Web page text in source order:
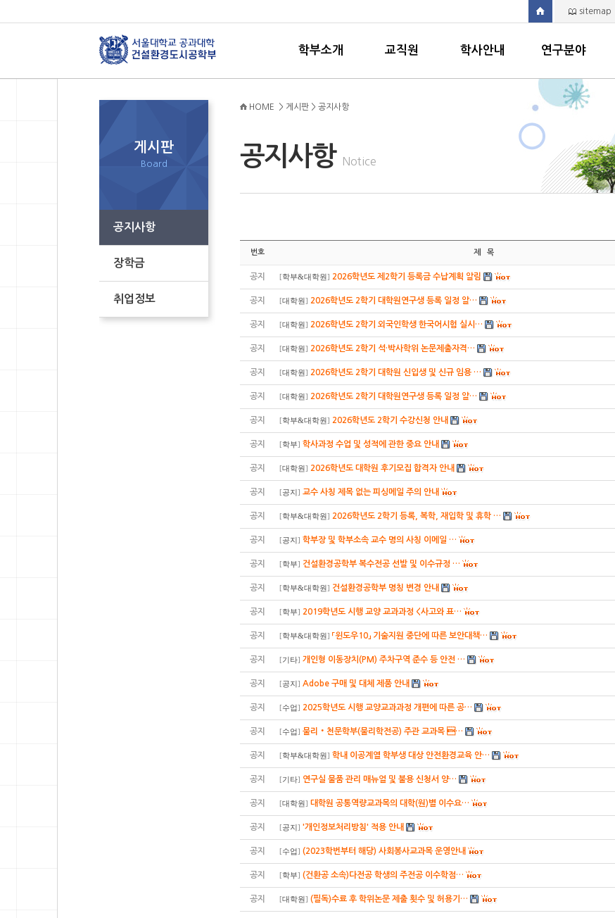
sitemap
학부소개 교직원 학사안내 연구분야
게시판
Board
공지사항
장학금
취업정보
공지사항 Notice
HOME > 게시판 > 공지사항
번호 제 목
공지 [학부&대학원] 2026학년도 제2학기 등록금 수납계획 알림
공지 [대학원] 2026학년도 2학기 대학원연구생 등록 일정 알…
공지 [대학원] 2026학년도 2학기 외국인학생 한국어시험 실시…
공지 [대학원] 2026학년도 2학기 석·박사학위 논문제출자격…
공지 [대학원] 2026학년도 2학기 대학원 신입생 및 신규 임용 …
공지 [대학원] 2026학년도 2학기 대학원연구생 등록 일정 알…
공지 [학부&대학원] 2026학년도 2학기 수강신청 안내
공지 [학부] 학사과정 수업 및 성적에 관한 중요 안내
공지 [대학원] 2026학년도 대학원 후기모집 합격자 안내
공지 [공지 ] 교수 사칭 제목 없는 피싱메일 주의 안내
공지 [학부&대학원] 2026학년도 2학기 등록, 복학, 재입학 및 휴학 …
공지 [공지 ] 학부장 및 학부소속 교수 명의 사칭 이메일 …
공지 [학부] 건설환경공학부 복수전공 선발 및 이수규정 …
공지 [학부&대학원] 건설환경공학부 명칭 변경 안내
공지 [학부] 2019학년도 시행 교양 교과과정 <사고와 표…
공지 [학부&대학원] 「윈도우10」 기술지원 중단에 따른 보안대책…
공지 [기타] 개인형 이동장치(PM) 주차구역 준수 등 안전 …
공지 [공지 ] Adobe 구매 및 대체 제품 안내
공지 [수업] 2025학년도 시행 교양교과과정 개편에 따른 공…
공지 [수업] 물리‧천문학부(물리학전공) 주관 교과목 …
공지 [학부&대학원] 학내 이공계열 학부생 대상 안전환경교육 안…
공지 [기타] 연구실 물품 관리 매뉴얼 및 불용 신청서 양…
공지 [대학원] 대학원 공통역량교과목의 대학(원)별 이수요…
공지 [공지 ] '개인정보처리방침' 적용 안내
공지 [수업] (2023학번부터 해당) 사회봉사교과목 운영안내
공지 [학부] (건환공 소속)다전공 학생의 주전공 이수학점…
공지 [대학원] (필독)수료 후 학위논문 제출 횟수 및 허용기…